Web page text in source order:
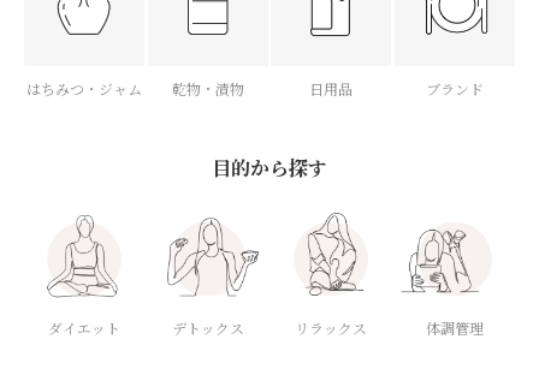
はちみつ・ジャム 乾物・漬物 日用品 ブランド
目的から探す
ダイエット デトックス リラックス 体調管理